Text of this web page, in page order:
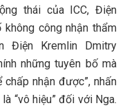
thái của ICC, Điện
công nhận thẩm
Điện Kremlin Dmitry
những tuyên bố mà
chấp nhận được”, nhấn
“vô hiệu” đối với Nga.